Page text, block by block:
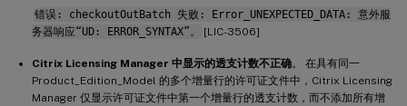
错误: checkoutOutBatch 失败: Error_UNEXPECTED_DATA: 意外服
务器响应“UD: ERROR_SYNTAX”。
[LIC-3506]
Citrix Licensing Manager 中显示的透支计数不正确。 在具有同一
Product_Edition_Model 的多个增量行的许可证文件中，Citrix Licensing
Manager 仅显示许可证文件中第一个增量行的透支计数，而不添加所有增